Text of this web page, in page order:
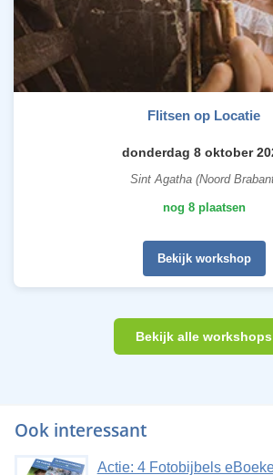
Flitsen op Locatie
donderdag 8 oktober
Sint Agatha (Noord
nog 8 plaatsen
Bekijk workshop
Bekijk alle workshops
Ook interessant
Actie: 4 Fotobijbels